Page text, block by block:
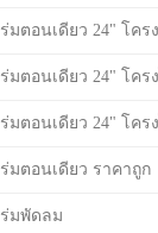
ร่มตอนเดียว 24" โคร
ร่มตอนเดียว 24" โคร
ร่มตอนเดียว 24" โคร
ร่มตอนเดียว ราคาถูก
ร่มพัดลม